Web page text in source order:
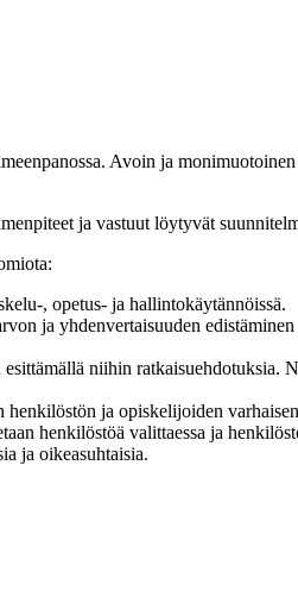
Avoin ja
ja vastuut löytyvät
, opetus- ja hallintokäytännöissä.
ja yhdenvertaisuuden
niihin
ja opiskelijoiden
henkilöstöä valittaessa ja
ja oikeasuhtaisia.